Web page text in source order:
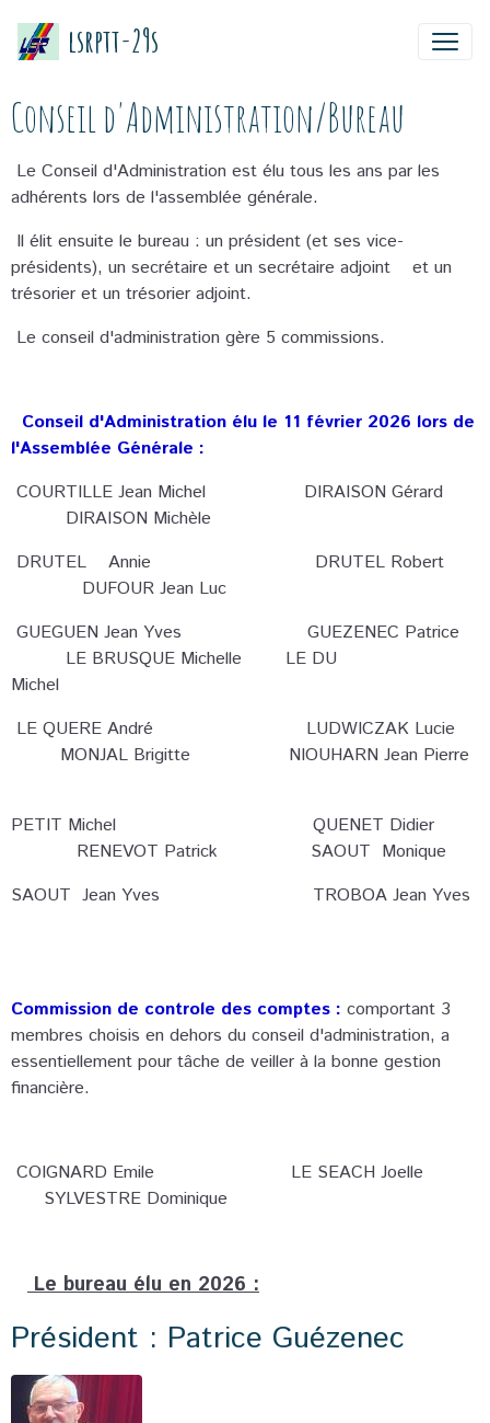
lsrptt-29s
Conseil d'Administration/Bureau
Le Conseil d'Administration est élu tous les ans par les
adhérents lors de l'assemblée générale.
Il élit ensuite le bureau : un président (et ses vice-
présidents), un secrétaire et un secrétaire adjoint et un
trésorier et un trésorier adjoint.
Le conseil d'administration gère 5 commissions.
Conseil d'Administration élu le 11 février 2026 lors de
l'Assemblée Générale :
COURTILLE Jean Michel DIRAISON Gérard
DIRAISON Michèle
DRUTEL Annie DRUTEL Robert
DUFOUR Jean Luc
GUEGUEN Jean Yves GUEZENEC Patrice
LE BRUSQUE Michelle LE DU
Michel
LE QUERE André LUDWICZAK Lucie
MONJAL Brigitte NIOUHARN Jean Pierre
PETIT Michel QUENET Didier
RENEVOT Patrick SAOUT Monique
SAOUT Jean Yves TROBOA Jean Yves
Commission de controle des comptes : comportant 3
membres choisis en dehors du conseil d'administration, a
essentiellement pour tâche de veiller à la bonne gestion
financière.
COIGNARD Emile LE SEACH Joelle
SYLVESTRE Dominique
Le bureau élu en 2026 :
Président : Patrice Guézenec